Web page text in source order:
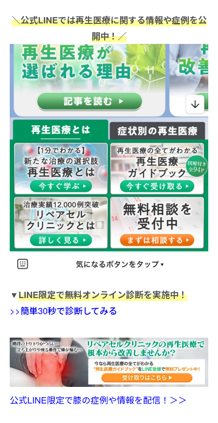
＼公式LINEでは再生医療に関する情報や症例を公
開中！／
▼LINE限定で無料オンライン診断を実施中！
>>簡単30秒で診断してみる
公式LINE限定で膝の症例や情報を配信！＞＞